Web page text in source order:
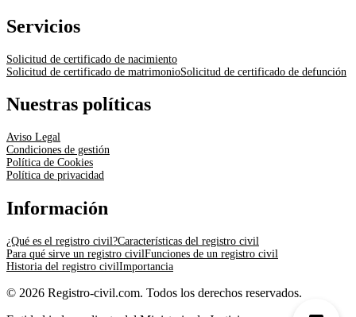
Servicios
Solicitud de certificado de nacimiento
Solicitud de certificado de matrimonioSolicitud de certificado de defunción
Nuestras políticas
Aviso Legal
Condiciones de gestión
Política de Cookies
Política de privacidad
Información
¿Qué es el registro civil?Características del registro civil
Para qué sirve un registro civilFunciones de un registro civil
Historia del registro civilImportancia
© 2026 Registro-civil.com. Todos los derechos reservados.